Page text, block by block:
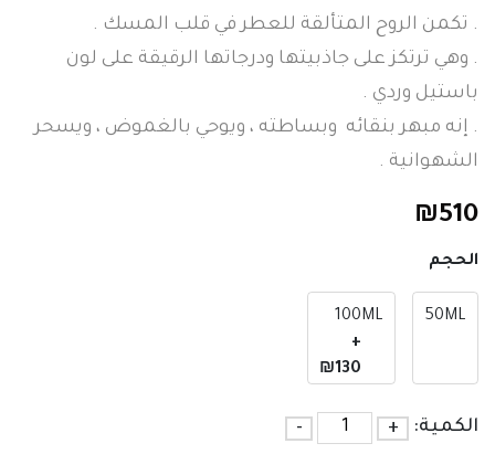
. تكمن الروح المتألقة للعطر في قلب المسك .
. وهي ترتكز على جاذبيتها ودرجاتها الرقيقة على لون
باستيل وردي .
. إنه مبهر بنقائه وبساطته ، ويوحي بالغموض ، ويسحر
الشهوانية .
₪510
الحجم
50ML
100ML
+
₪130
الكمية: +
-